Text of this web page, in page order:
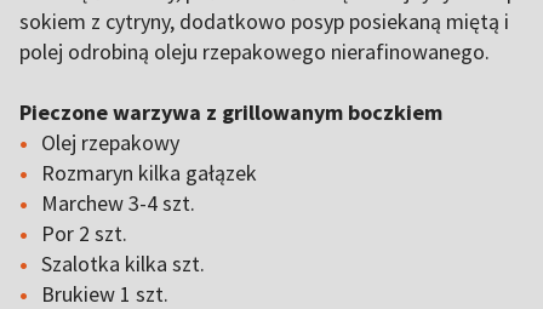
sokiem z cytryny, dodatkowo posyp posiekaną miętą i
polej odrobiną oleju rzepakowego nierafinowanego.
Pieczone warzywa z grillowanym boczkiem
Olej rzepakowy
Rozmaryn kilka gałązek
Marchew 3-4 szt.
Por 2 szt.
Szalotka kilka szt.
Brukiew 1 szt.